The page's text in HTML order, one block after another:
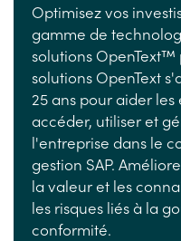
Optimisez vos
gamme de
solutions OpenText™
solutions OpenText
25 ans pour aider
accéder, utiliser et
l'entreprise dans le
gestion SAP.
la valeur et les
les risques liés à la
conformité.